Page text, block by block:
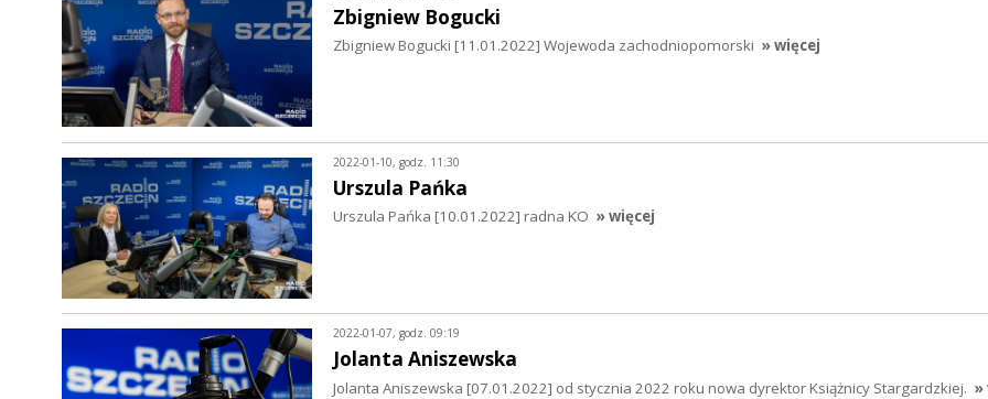
Zbigniew Bogucki
Zbigniew Bogucki [11.01.2022] Wojewoda zachodniopomorski » więcej
2022-01-10, godz. 11:30
Urszula Pańka
Urszula Pańka [10.01.2022] radna KO » więcej
2022-01-07, godz. 09:19
Jolanta Aniszewska
Jolanta Aniszewska [07.01.2022] od stycznia 2022 roku nowa dyrektor Książnicy Stargardzkiej. »